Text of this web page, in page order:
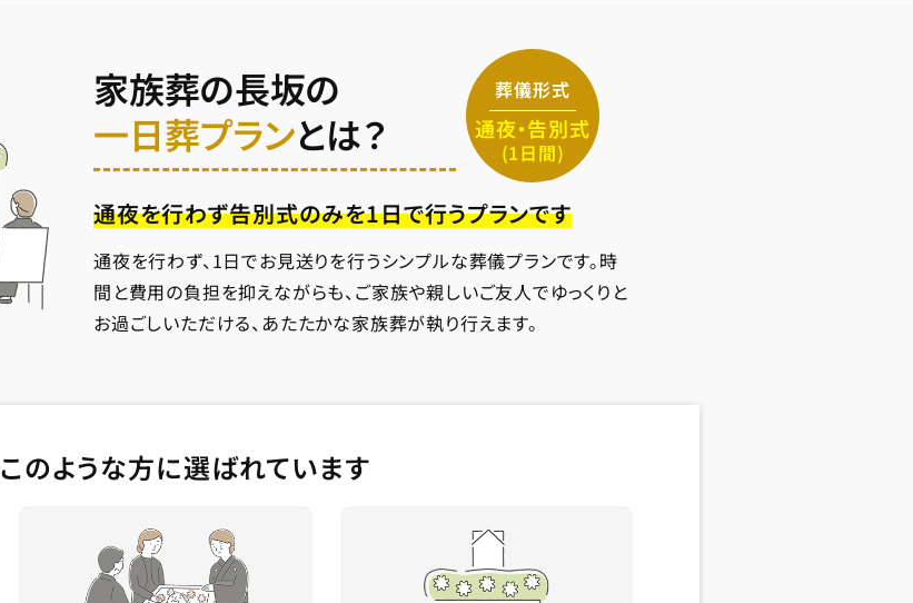
家族葬の長坂の
一日葬プランとは？
葬儀形式
通夜・告別式
(1日間)
通夜を行わず告別式のみを1日で行うプランです
通夜を行わず、1日でお見送りを行うシンプルな葬儀プランです。時
間と費用の負担を抑えながらも、ご家族や親しいご友人でゆっくりと
お過ごしいただける、あたたかな家族葬が執り行えます。
このような方に選ばれています